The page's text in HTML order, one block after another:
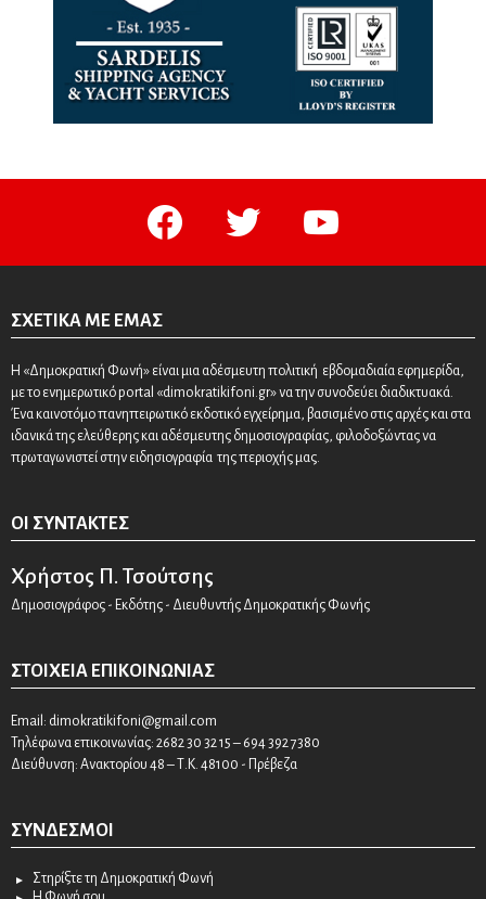
facebook twitter youtube
ΣΧΕΤΙΚΆ ΜΕ ΕΜΆΣ
Η «Δημοκρατική Φωνή» είναι μια αδέσμευτη πολιτική εβδομαδιαία εφημερίδα,
με το ενημερωτικό portal «dimokratikifoni.gr» να την συνοδεύει διαδικτυακά.
Ένα καινοτόμο πανηπειρωτικό εκδοτικό εγχείρημα, βασισμένο στις αρχές και στα
ιδανικά της ελεύθερης και αδέσμευτης δημοσιογραφίας, φιλοδοξώντας να
πρωταγωνιστεί στην ειδησιογραφία της περιοχής μας.
ΟΙ ΣΥΝΤΆΚΤΕΣ
Χρήστος Π. Τσούτσης
Δημοσιογράφος - Εκδότης - Διευθυντής Δημοκρατικής Φωνής
ΣΤΟΙΧΕΊΑ ΕΠΙΚΟΙΝΩΝΊΑΣ
Email: dimokratikifoni@gmail.com
Τηλέφωνα επικοινωνίας: 2682 30 32 15 – 694 392 7380
Διεύθυνση: Ανακτορίου 48 – Τ.Κ. 48100 - Πρέβεζα
ΣΎΝΔΕΣΜΟΙ
Στηρίξτε τη Δημοκρατική Φωνή